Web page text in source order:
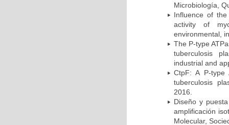
Microbiología,
Influence of the
activity of
environmental,
The P-type
tuberculosis
industrial and
CtpF: A P-type
tuberculosis
2016.
Diseño y
amplificación
Molecular,